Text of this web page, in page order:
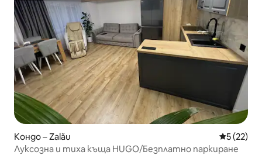
Кондо – Zalău Средна
5 (22)
Луксозна и тиха къща HUGO/Безплатно паркиране